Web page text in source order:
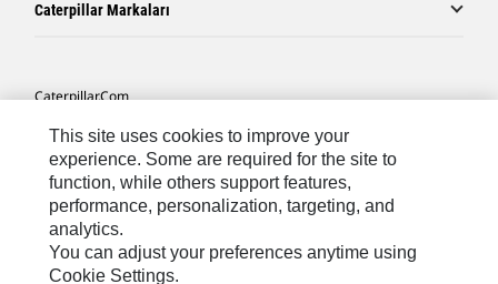
Caterpillar Markaları
Caterpillar.com
Caterpillar Müşteri Hizmetleri Ve Iletişim
Site Haritası
Cookie Settings
Yasal
Gizlilik
This site uses cookies to improve your
experience. Some are required for the site to
function, while others support features,
performance, personalization, targeting, and
analytics.
You can adjust your preferences anytime using
Cookie Settings.